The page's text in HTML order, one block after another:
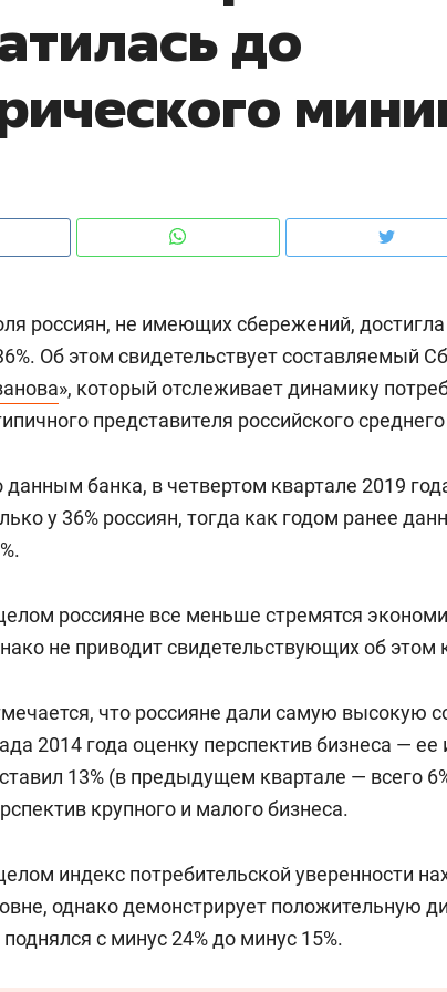
до
россиян, не имеющих сбережений,
Об этом свидетельствует составляемый
», который отслеживает динамику
представителя российского
данным банка, в четвертом квартале 2019
у 36% россиян, тогда как годом ранее
россияне все меньше стремятся
не приводит свидетельствующих об этом
что россияне дали самую высокую
2014 года оценку перспектив бизнеса —
13% (в предыдущем квартале — всего
крупного и малого бизнеса.
индекс потребительской уверенности
однако демонстрирует положительную
поднялся с минус 24% до минус 15%.
танцы и даже
для любителей
Рекомендуем
Психотерапевт
когда человек не
свою сверхнагрузку
стрессом»